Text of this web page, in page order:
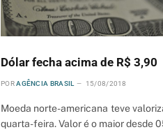
Dólar fecha acima de R$ 3,90
POR AGÊNCIA BRASIL 15/08/2018
Moeda norte-americana teve
quarta-feira. Valor é o maior desde